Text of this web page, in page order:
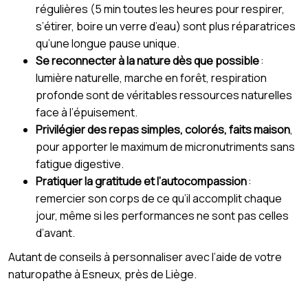
régulières (5 min toutes les heures pour respirer,
s’étirer, boire un verre d’eau) sont plus réparatrices
qu’une longue pause unique.
Se reconnecter à la nature dès que possible:
lumière naturelle, marche en forêt, respiration
profonde sont de véritables ressources naturelles
face à l’épuisement.
Privilégier des repas simples, colorés, faits maison,
pour apporter le maximum de micronutriments sans
fatigue digestive.
Pratiquer la gratitude et l’autocompassion:
remercier son corps de ce qu’il accomplit chaque
jour, même si les performances ne sont pas celles
d’avant.
Autant de conseils à personnaliser avec l’aide de votre
naturopathe à Esneux, près de Liège.